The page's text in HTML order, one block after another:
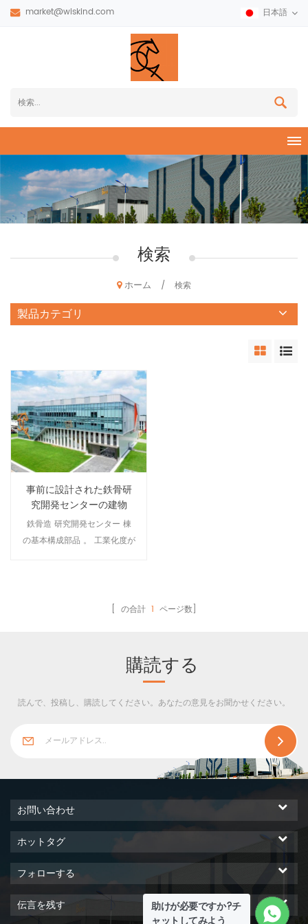
market@wiskind.com 日本語
検索
ホーム / 検索
製品カテゴリ
事前に設計された鉄骨研
究開発センターの建物
鉄骨造 研究開発センター 棟
の基本構成部品 。 工業化度が
度の特徴があります。工場製
コストを削減し、投資の経済
的利益を十分に発揮するため
[ の合計 1 ページ数]
購読する
読んで、投稿し、購読してください。あなたの意見をお聞かせください。
助けが必要ですか?チ
お問い合わせ
ホットタグ
フォローする
伝言を残す